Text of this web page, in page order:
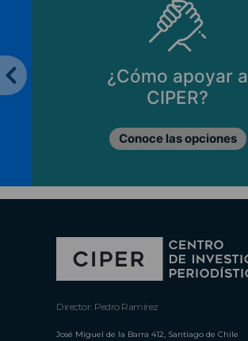
¿Cómo apoyar a
CIPER?
Conoce las opciones
Director: Pedro Ramírez
José Miguel de la Barra 412, Santiago de Chile